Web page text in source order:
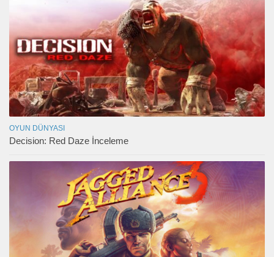
OYUN DÜNYASI
Decision: Red Daze İnceleme